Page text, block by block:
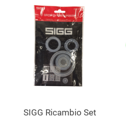
SIGG Ricambio Set